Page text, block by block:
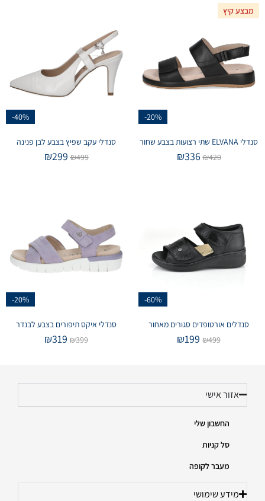
מבצע קיץ
-20%
סנדלי ELVANA שתי רצועות בצבע שחור
₪420
₪336
-40%
סנדלי עקב שפיץ בצבע לבן פנינה
₪499
₪299
-60%
סנדלים אורטופדים סגורים מאחור
₪499
₪199
-20%
סנדלי איקס תיפורים בצבע לבנדר
₪399
₪319
אזור אישי
החשבון שלי
סל קניות
מעבר לקופה
מידע שימושי